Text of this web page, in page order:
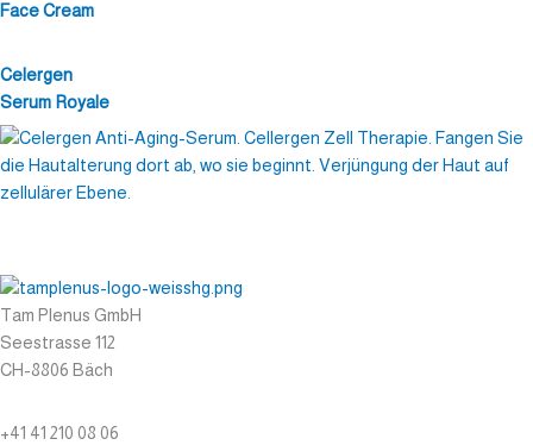
Face Cream
Celergen
Serum Royale
Tam Plenus GmbH
Seestrasse 112
CH-8806 Bäch
+41 41 210 08 06